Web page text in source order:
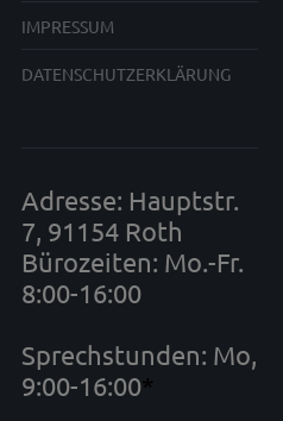
IMPRESSUM
DATENSCHUTZERKLÄRUNG
Adresse: Hauptstr.
7, 91154 Roth
Bürozeiten: Mo.-Fr.
8:00-16:00
Sprechstunden: Mo,
9:00-16:00*